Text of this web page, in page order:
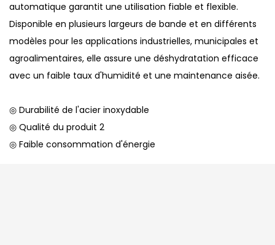
automatique garantit une utilisation fiable et flexible.
Disponible en plusieurs largeurs de bande et en différents
modèles pour les applications industrielles, municipales et
agroalimentaires, elle assure une déshydratation efficace
avec un faible taux d'humidité et une maintenance aisée.
◎ Durabilité de l'acier inoxydable
◎ Qualité du produit 2
◎ Faible consommation d'énergie